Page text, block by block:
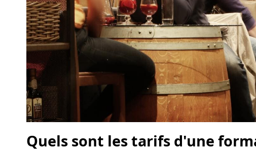
Quels sont les tarifs d'une